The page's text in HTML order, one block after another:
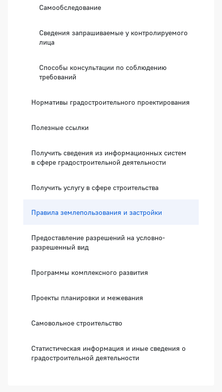
Самообследование
Сведения запрашиваемые у контролируемого
лица
Способы консультации по соблюдению
требований
Нормативы градостроительного проектирования
Полезные ссылки
Получить сведения из информационных систем
в сфере градостроительной деятельности
Получить услугу в сфере строительства
Правила землепользования и застройки
Предоставление разрешений на условно-
разрешенный вид
Программы комплексного развития
Проекты планировки и межевания
Самовольное строительство
Статистическая информация и иные сведения о
градостроительной деятельности